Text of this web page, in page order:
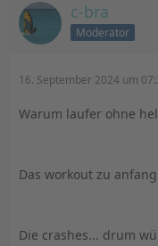
powered
c-bra
Moderator
16. September 2024 um
Warum laufer ohne
Das workout zu
Die crashes... drum